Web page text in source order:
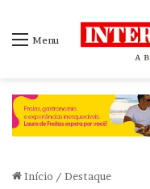
Menu
Início / Destaque